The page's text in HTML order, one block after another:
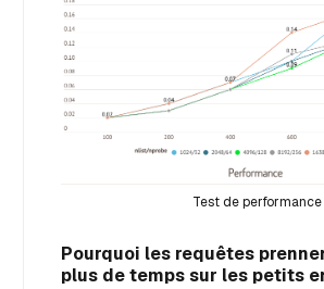
Test de performance
Pourquoi les requêtes
plus de temps sur les petits